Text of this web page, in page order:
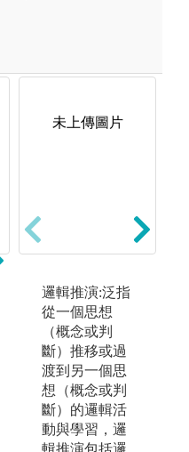
未上傳圖片
量化
指的是採用統
計、數學等計
算方法來對社
會現象進行系
統性的經驗考
察。目標是發
展及運用與社
未上傳圖片
邏輯推演:泛指
從一個思想
（概念或判
斷）推移或過
渡到另一個思
想（概念或判
斷）的邏輯活
動與學習，邏